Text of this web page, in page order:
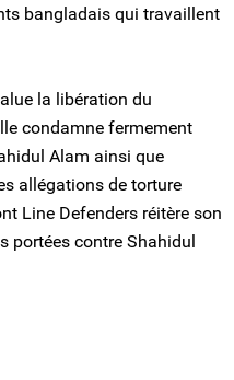
bangladais qui travaillent
la libération du
condamne fermement
Alam ainsi que
allégations de torture
Line Defenders réitère son
portées contre Shahidul